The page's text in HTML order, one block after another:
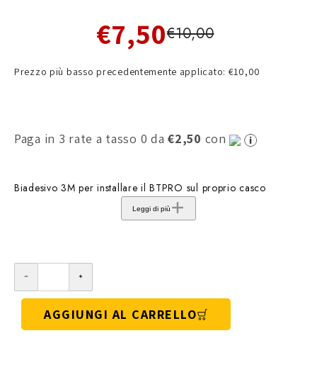
€7,50€10,00
Prezzo più basso precedentemente applicato: €10,00
Paga in 3 rate a tasso 0 da€2,50 con
Biadesivo 3M per installare il BTPRO sul proprio casco
Leggi di più
AGGIUNGI AL CARRELLO